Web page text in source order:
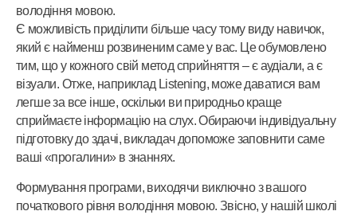
володіння мовою.
Є можливість приділити більше часу тому виду навичок,
який є найменш розвиненим саме у вас. Це обумовлено
тим, що у кожного свій метод сприйняття – є аудіали, а є
візуали. Отже, наприклад Listening, може даватися вам
легше за все інше, оскільки ви природньо краще
сприймаєте інформацію на слух. Обираючи індивідуальну
підготовку до здачі, викладач допоможе заповнити саме
ваші «прогалини» в знаннях.
Формування програми, виходячи виключно з вашого
початкового рівня володіння мовою. Звісно, у нашій школі